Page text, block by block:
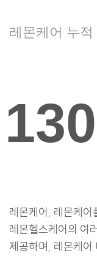
레몬케어 누
레몬케어, 레몬케
레몬헬스케어의 여
제공하며, 레몬케